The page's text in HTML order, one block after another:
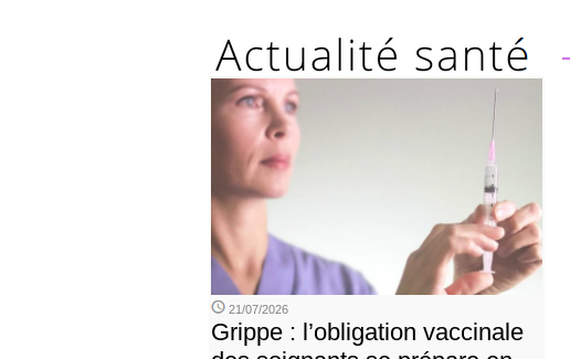
21/07/2026
Grippe : l’obligation vaccinale